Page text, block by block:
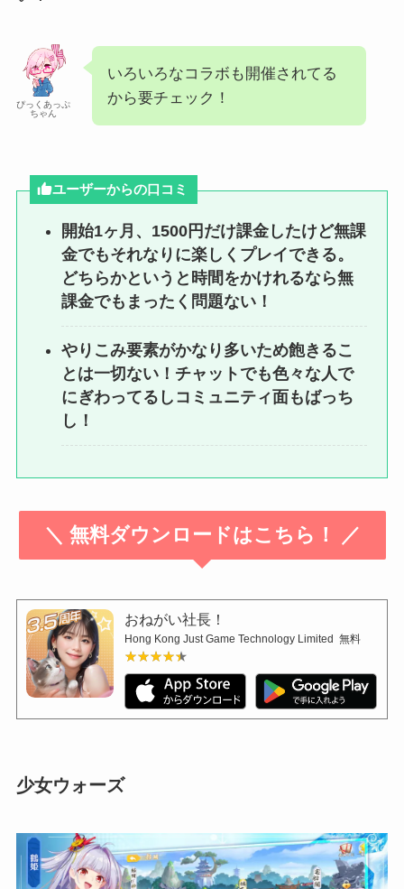
ぴっくあっぷ
ちゃん
いろいろなコラボも開催されてる
から要チェック！
ユーザーからの口コミ
開始1ヶ月、1500円だけ課金したけど無課
金でもそれなりに楽しくプレイできる。
どちらかというと時間をかけれるなら無
課金でもまったく問題ない！
やりこみ要素がかなり多いため飽きるこ
とは一切ない！チャットでも色々な人で
にぎわってるしコミュニティ面もばっち
し！
＼ 無料ダウンロードはこちら！ ／
おねがい社長！
Hong Kong Just Game Technology Limited 無料
★★★★★
★★★★★
少女ウォーズ